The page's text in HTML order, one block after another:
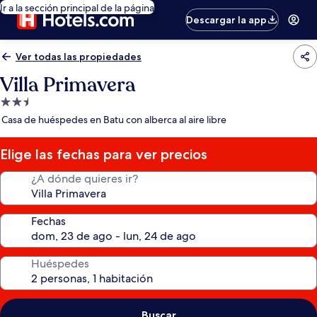
Ir a la sección principal de la página
Descargar la app
Ver todas las propiedades
Villa Primavera
Propiedad
de
estrellas
Casa de huéspedes en Batu con alberca al aire libre
Elige las fechas para ver precios
¿A dónde quieres ir?
Fechas
Huéspedes